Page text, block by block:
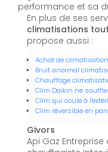
performance et sa
En plus de ses
climatisations
propose aussi :
Achat de
Bruit anormal
Chauffage
Clim Daikin ne
Clim qui coule à
Clim réversible en
Givors
Api Gaz